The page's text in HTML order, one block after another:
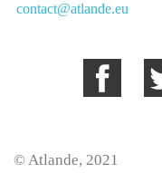
contact@atlande.eu
© Atlande, 2021